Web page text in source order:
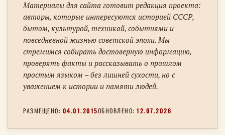
Материалы для сайта готовит редакция проекта:
авторы, которые интересуются историей СССР,
бытом, культурой, техникой, событиями и
повседневной жизнью советской эпохи. Мы
стремимся собирать достоверную информацию,
проверять факты и рассказывать о прошлом
простым языком – без лишней сухости, но с
уважением к истории и памяти людей.
РАЗМЕЩЕНО: 04.01.2015ОБНОВЛЕНО: 12.07.2026